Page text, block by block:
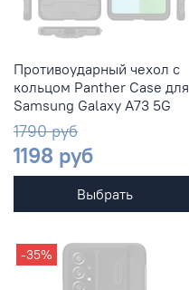
Противоударный чехол с
кольцом Panther Case для
Samsung Galaxy A73 5G
1790 руб
1198 руб
Выбрать
-35%